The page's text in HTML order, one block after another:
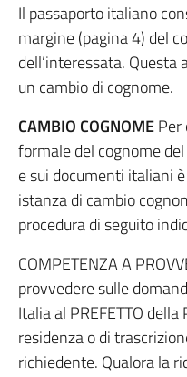
Il passaporto italiano
margine (pagina 4) del
dell’interessata.
un cambio di cognome.
CAMBIO COGNOMEPer
formale del cognome
e sui documenti italiani
istanza di cambio
procedura di seguito
COMPETENZA A
provvedere sulle
Italia al PREFETTO della
residenza o di
richiedente. Qualora la